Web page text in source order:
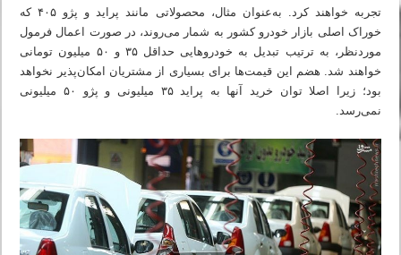
تجربه خواهند کرد. به‌عنوان مثال، محصولاتی مانند پراید و پژو ۴۰۵ که
خوراک اصلی بازار خودرو کشور به شمار می‌روند، در صورت اعمال فرمول
موردنظر، به ترتیب تبدیل به خودروهایی حداقل ۳۵ و ۵۰ میلیون تومانی
خواهند شد. هضم این قیمت‌ها برای بسیاری از مشتریان امکان‌پذیر نخواهد
بود؛ زیرا اصلا توان خرید آنها به پراید ۳۵ میلیونی و پژو ۵۰ میلیونی
نمی‌رسد.